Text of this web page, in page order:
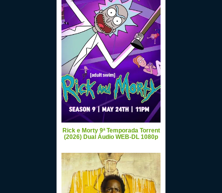
Rick e Morty 9ª Temporada Torrent
(2026) Dual Áudio WEB-DL 1080p